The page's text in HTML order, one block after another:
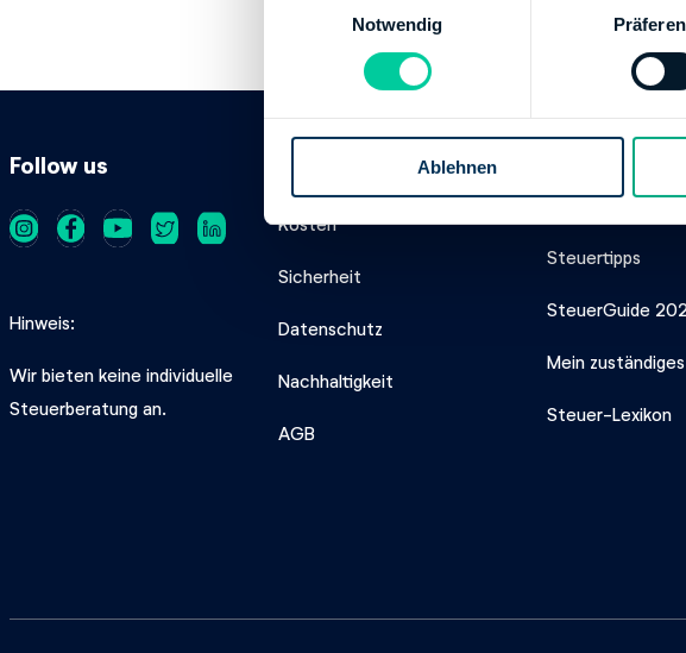
g
Notwendig
Ablehnen
IBAN:DE30600501017421500168
Follow us
Hinweis
Wir bieten keine individuelle
Steuerberatung an.
Kosten
Sicherheit
Datenschutz
Nachhaltigkeit
AGB
Service
Steuertipps
SteuerGuide
Mein
Steuer-Lexikon